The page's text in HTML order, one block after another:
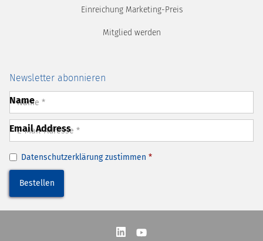
Einreichung Marketing-Preis
Mitglied werden
Newsletter abonnieren
Name
Email Address
Datenschutzerklärungzustimmen *